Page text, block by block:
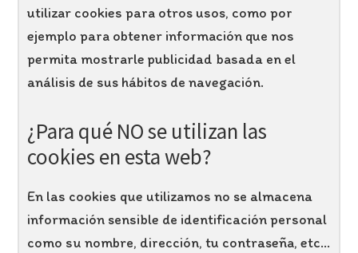
utilizar cookies para otros usos, como por
ejemplo para obtener información que nos
permita mostrarle publicidad basada en el
análisis de sus hábitos de navegación.
¿Para qué NO se utilizan las
cookies en esta web?
En las cookies que utilizamos no se almacena
información sensible de identificación personal
como su nombre, dirección, tu contraseña, etc...